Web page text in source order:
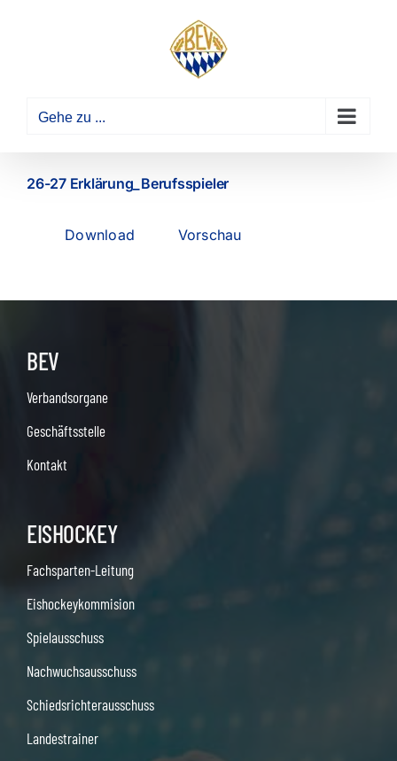
Gehe zu ...
26-27 Erklärung_Berufsspieler
Download Vorschau
BEV
Verbandsorgane
Geschäftsstelle
Kontakt
EISHOCKEY
Fachsparten-Leitung
Eishockeykommision
Spielausschuss
Nachwuchsausschuss
Schiedsrichterausschuss
Landestrainer